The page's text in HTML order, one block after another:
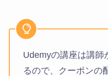
Udemyの講座は講師
るので、クーポンの